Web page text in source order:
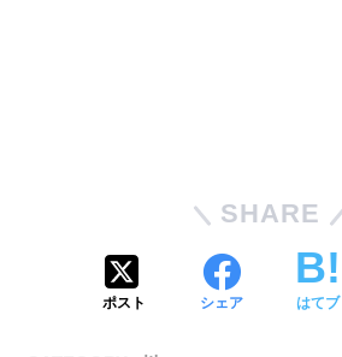
SHARE
ポスト シェア はてブ